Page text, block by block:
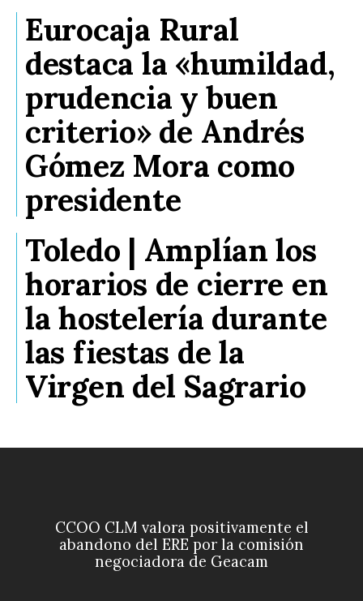
Eurocaja Rural
destaca la «humildad,
prudencia y buen
criterio» de Andrés
Gómez Mora como
presidente
Toledo | Amplían los
horarios de cierre en
la hostelería durante
las fiestas de la
Virgen del Sagrario
CCOO CLM valora positivamente el
abandono del ERE por la comisión
negociadora de Geacam